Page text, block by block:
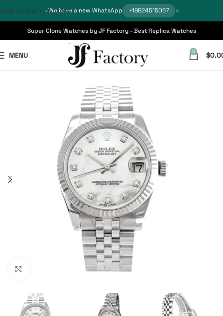
We have a new WhatsApp +18624515057
Skip to main content
Super Clone Watches by JF Factory - Best Replica Watches
MENU 0 $